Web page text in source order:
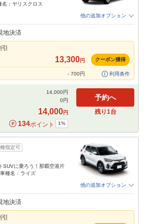
名：ヤリスクロス
他の追加オプション
で選択ができます）
地決済
13,300円
- 700円
クーポン獲得
利用条件
14,000円
0円
14,000円
134ポイント 1%
予約へ
残り1台
指定可
SUVに乗ろう！那覇空港片
種名：ライズ
他の追加オプション
で選択ができます）
地決済